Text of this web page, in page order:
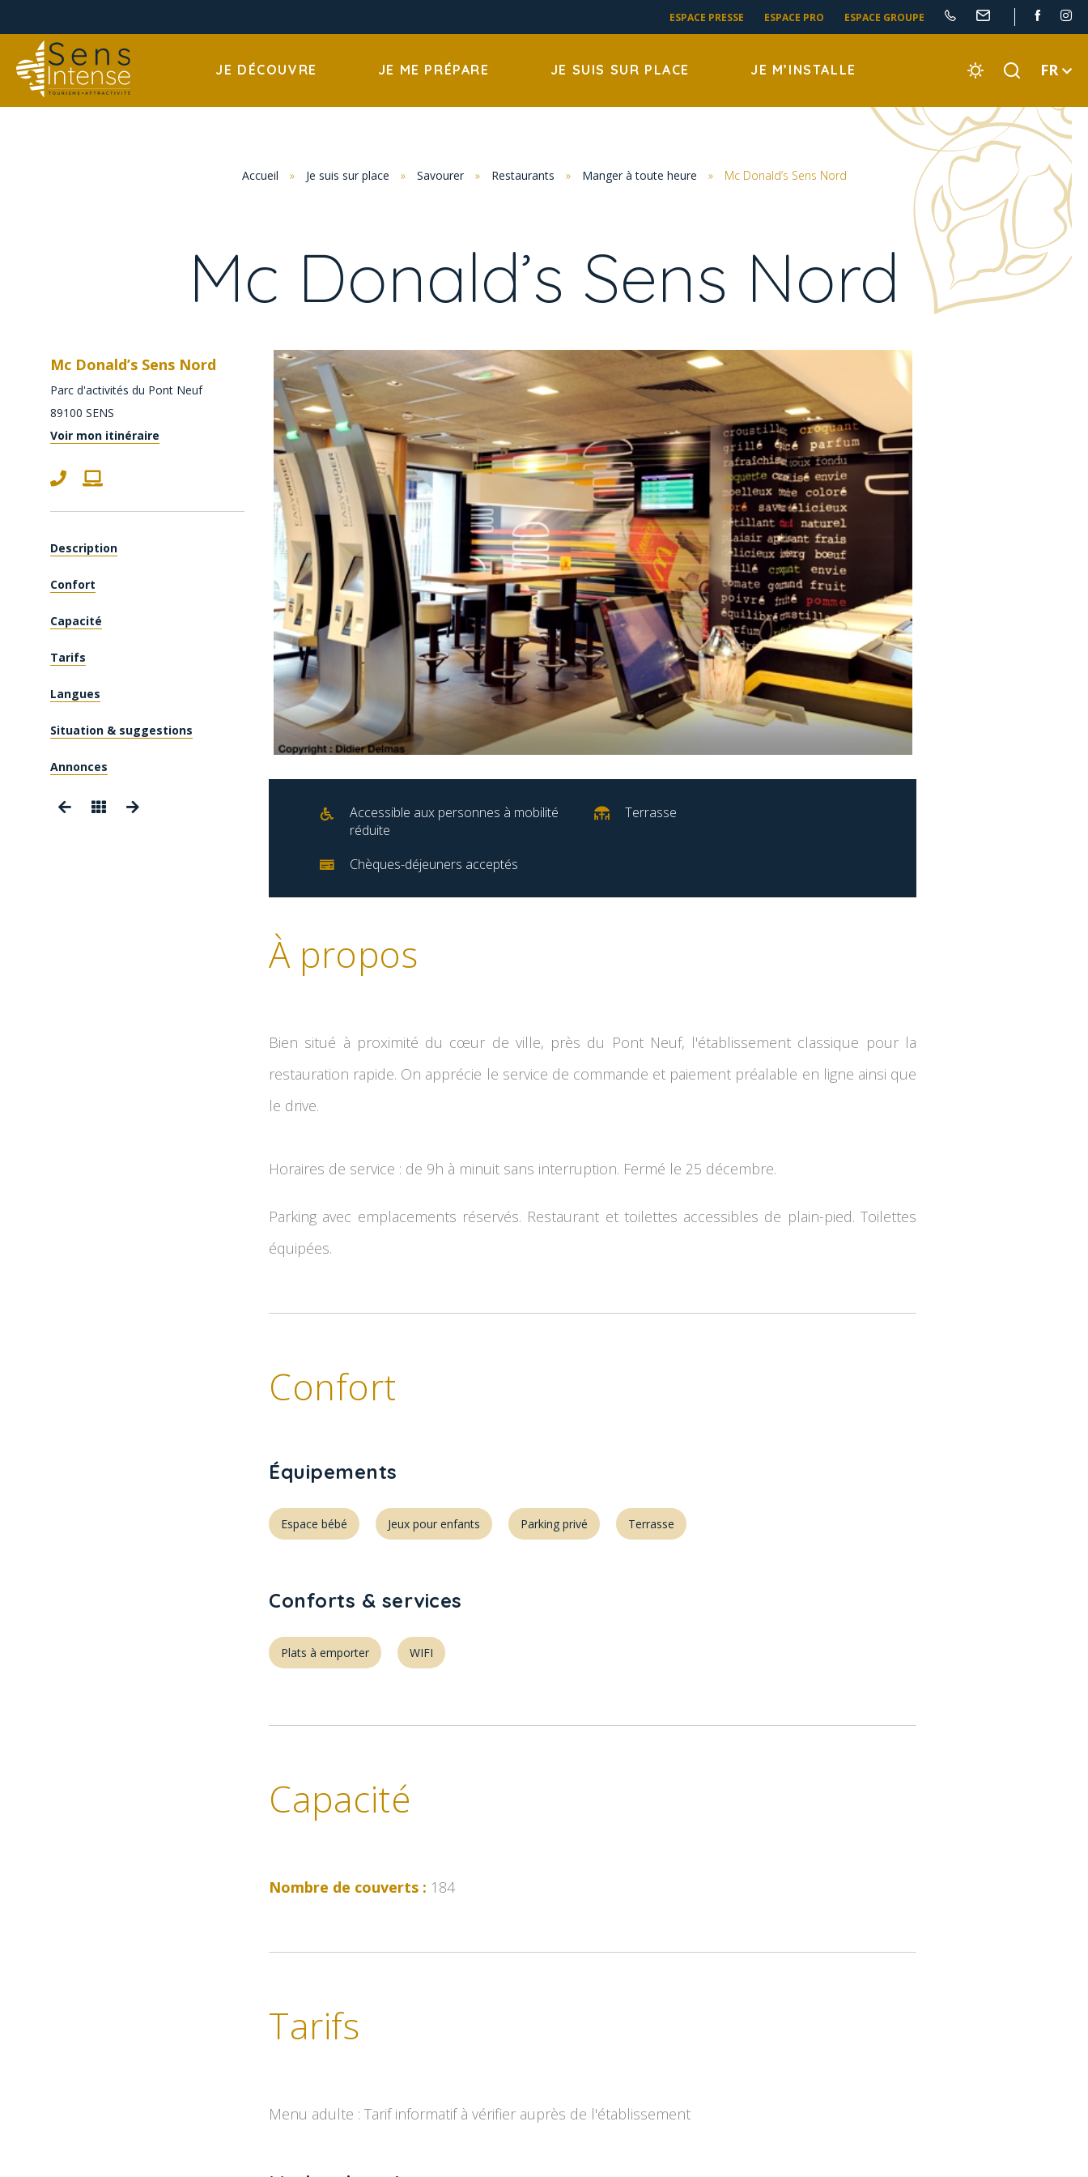
ESPACE PRESSE ESPACE PRO ESPACE GROUPE
JE DÉCOUVRE JE ME PRÉPARE JE SUIS SUR PLACE JE M’INSTALLE FR
Accueil » Je suis sur place » Savourer » Restaurants » Manger à toute heure » Mc Donald’s Sens Nord
Mc Donald’s Sens Nord
Mc Donald’s Sens Nord
Parc d'activités du Pont Neuf
89100 SENS
Voir mon itinéraire
Description
Confort
Capacité
Tarifs
Langues
Situation & suggestions
Annonces
Accessible aux personnes à mobilité
réduite
Terrasse
Chèques-déjeuners acceptés
À propos
Bien situé à proximité du cœur de ville, près du Pont Neuf, l'établissement classique pour la
restauration rapide. On apprécie le service de commande et paiement préalable en ligne ainsi que
le drive.
Horaires de service : de 9h à minuit sans interruption. Fermé le 25 décembre.
Parking avec emplacements réservés. Restaurant et toilettes accessibles de plain-pied. Toilettes
équipées.
Confort
Équipements
Espace bébé Jeux pour enfants Parking privé Terrasse
Conforts & services
Plats à emporter WIFI
Capacité
Nombre de couverts : 184
Tarifs
Menu adulte : Tarif informatif à vérifier auprès de l'établissement